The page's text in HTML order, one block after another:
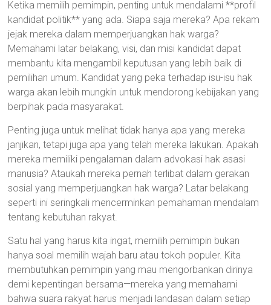
Ketika memilih pemimpin, penting untuk mendalami **profil
kandidat politik** yang ada. Siapa saja mereka? Apa rekam
jejak mereka dalam memperjuangkan hak warga?
Memahami latar belakang, visi, dan misi kandidat dapat
membantu kita mengambil keputusan yang lebih baik di
pemilihan umum. Kandidat yang peka terhadap isu-isu hak
warga akan lebih mungkin untuk mendorong kebijakan yang
berpihak pada masyarakat.
Penting juga untuk melihat tidak hanya apa yang mereka
janjikan, tetapi juga apa yang telah mereka lakukan. Apakah
mereka memiliki pengalaman dalam advokasi hak asasi
manusia? Ataukah mereka pernah terlibat dalam gerakan
sosial yang memperjuangkan hak warga? Latar belakang
seperti ini seringkali mencerminkan pemahaman mendalam
tentang kebutuhan rakyat.
Satu hal yang harus kita ingat, memilih pemimpin bukan
hanya soal memilih wajah baru atau tokoh populer. Kita
membutuhkan pemimpin yang mau mengorbankan dirinya
demi kepentingan bersama—mereka yang memahami
bahwa suara rakyat harus menjadi landasan dalam setiap